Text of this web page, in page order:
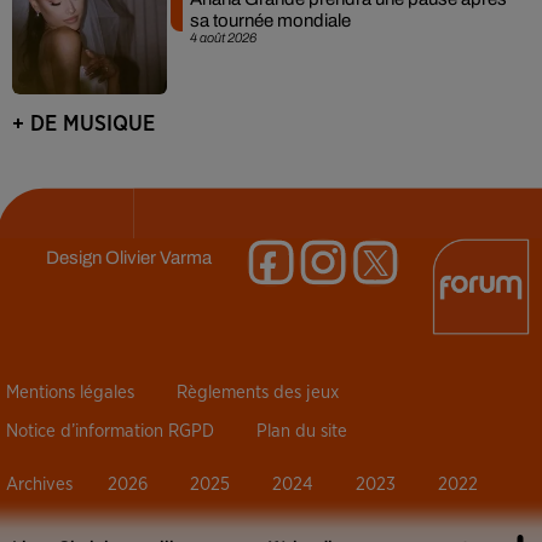
4 août 2026
sa tournée mondiale
+ DE MUSIQUE
DesignOlivier Varma
Mentions légales Règlements des jeux
Notice d’information RGPD Plan du site
Archives 2026 2025 2024 2023 2022